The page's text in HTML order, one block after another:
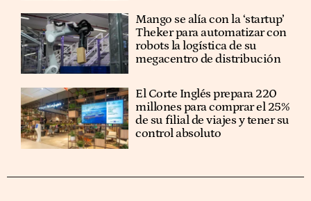
Mango se alía con la ‘startup’
Theker para automatizar con
robots la logística de su
megacentro de distribución
El Corte Inglés prepara 220
millones para comprar el 25%
de su filial de viajes y tener su
control absoluto